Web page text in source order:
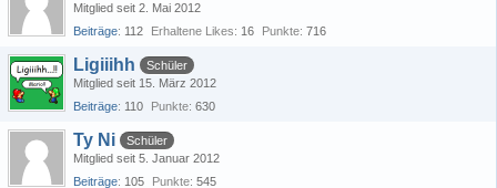
Mitglied seit 2. Mai 2012
Beiträge 112 Erhaltene Likes 16 Punkte 716
Ligiiihh
Schüler
Mitglied seit 15. März 2012
Beiträge 110 Punkte 630
Ty Ni
Schüler
Mitglied seit 5. Januar 2012
Beiträge 105 Punkte 545